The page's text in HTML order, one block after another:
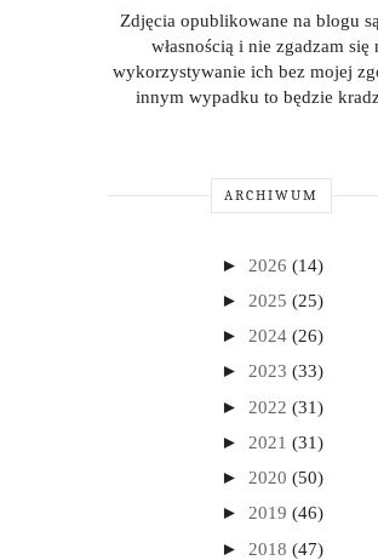
Zdjęcia opublikowane na blogu
własnością i nie zgadzam się
wykorzystywanie ich bez mojej
innym wypadku to będzie
ARCHIWUM
► 2026 (14)
► 2025 (25)
► 2024 (26)
► 2023 (33)
► 2022 (31)
► 2021 (31)
► 2020 (50)
► 2019 (46)
► 2018 (47)